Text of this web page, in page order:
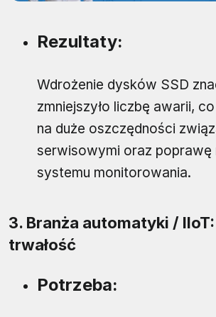
Rezultaty:
Wdrożenie dysków SSD
zmniejszyło liczbę awarii, co
na duże oszczędności
serwisowymi oraz poprawę
systemu monitorowania.
3. Branża automatyki /
trwałość
Potrzeba: